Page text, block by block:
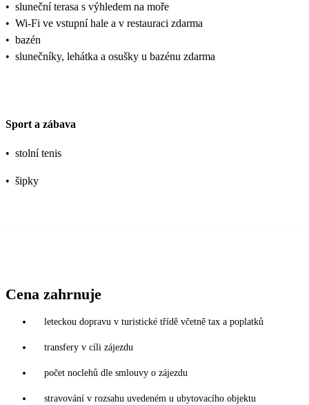
• sluneční terasa s výhledem na moře
• Wi-Fi ve vstupní hale a v restauraci zdarma
• bazén
• slunečníky, lehátka a osušky u bazénu zdarma
Sport a zábava
• stolní tenis
• šipky
Cena zahrnuje
leteckou dopravu v turistické třídě včetně tax a poplatků
transfery v cíli zájezdu
počet noclehů dle smlouvy o zájezdu
stravování v rozsahu uvedeném u ubytovacího objektu